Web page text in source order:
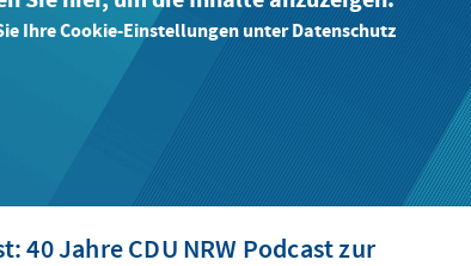
Ihre Cookie-Einstellungen unter Datenschutz
40 Jahre CDU NRW Podcast zur